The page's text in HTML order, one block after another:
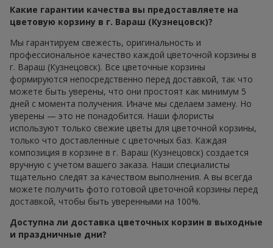
Какие гарантии качества вы предоставляете на
цветовую корзину в г. Вараш (Кузнецовск)?
Мы гарантируем свежесть, оригинальность и
профессиональное качество каждой цветочной корзины в
г. Вараш (Кузнецовск). Все цветочные корзины
формируются непосредственно перед доставкой, так что
можете быть уверены, что они простоят как минимум 5
дней с момента получения. Иначе мы сделаем замену. Но
уверены — это не понадобится. Наши флористы
используют только свежие цветы для цветочной корзины,
только что доставленные с цветочных баз. Каждая
композиция в корзине в г. Вараш (Кузнецовск) создается
вручную с учетом вашего заказа. Наши специалисты
тщательно следят за качеством выполнения. А вы всегда
можете получить фото готовой цветочной корзины перед
доставкой, чтобы быть уверенными на 100%.
Доступна ли доставка цветочных корзин в выходные
и праздничные дни?